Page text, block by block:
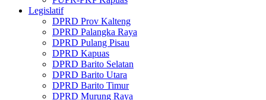
Legislatif
DPRD Prov Kalteng
DPRD Palangka Raya
DPRD Pulang Pisau
DPRD Kapuas
DPRD Barito Selatan
DPRD Barito Utara
DPRD Barito Timur
DPRD Murung Raya